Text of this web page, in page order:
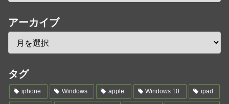
アーカイブ
タグ
iphone Windows apple Windows 10 ipad